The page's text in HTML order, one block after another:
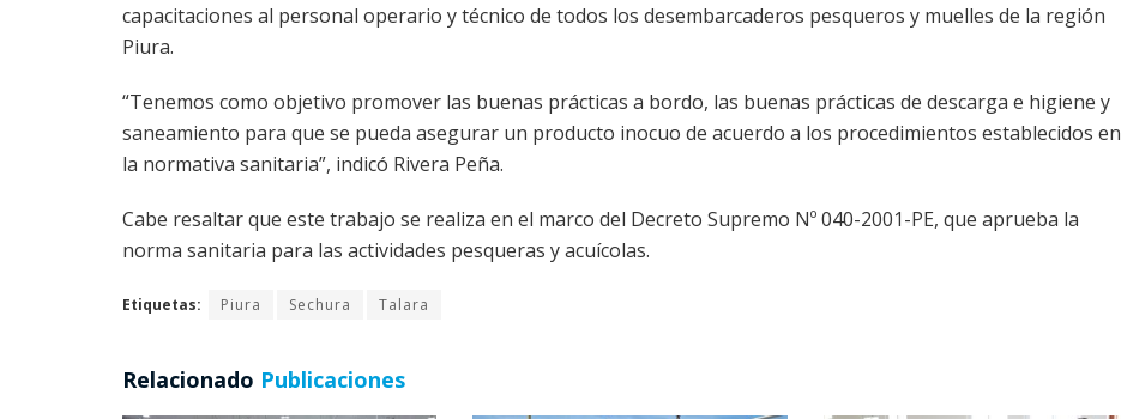
capacitaciones al personal operario y técnico de todos los desembarcaderos pesqueros y muelles de la región
Piura.
“Tenemos como objetivo promover las buenas prácticas a bordo, las buenas prácticas de descarga e higiene y
saneamiento para que se pueda asegurar un producto inocuo de acuerdo a los procedimientos establecidos en
la normativa sanitaria”, indicó Rivera Peña.
Cabe resaltar que este trabajo se realiza en el marco del Decreto Supremo Nº 040-2001-PE, que aprueba la
norma sanitaria para las actividades pesqueras y acuícolas.
Etiquetas: Piura Sechura Talara
Relacionado Publicaciones